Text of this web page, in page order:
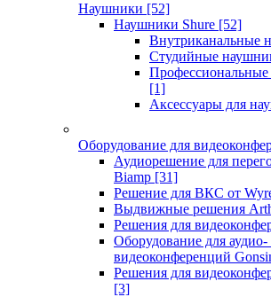
Наушники [52]
Наушники Shure [52]
Внутриканальные
Студийные
Профессиональные
[1]
Аксессуары для
Оборудование для
Аудиорешение для
Biamp [31]
Решение для ВКС от
Выдвижные решения
Решения для
Оборудование для аудио-
видеоконференций
Решения для
[3]